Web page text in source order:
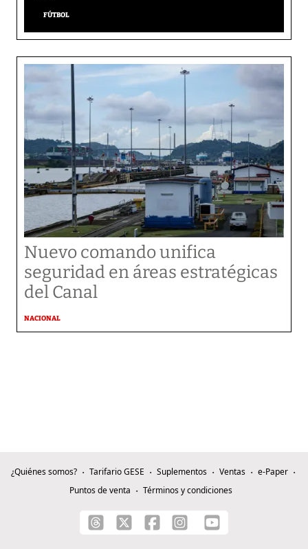
FÚTBOL
Nuevo comando unifica
seguridad en áreas estratégicas
del Canal
NACIONAL
¿Quiénes somos? Tarifario GESE Suplementos Ventas
e-Paper
Puntos de venta
Términos y condiciones